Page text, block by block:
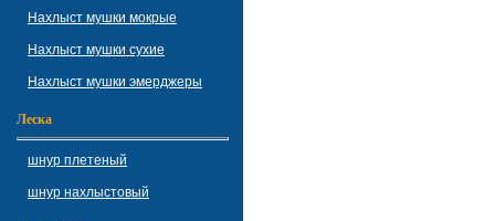
Нахлыст мушки мокрые
Нахлыст мушки сухие
Нахлыст мушки эмерджеры
Леска
шнур плетеный
шнур нахлыстовый